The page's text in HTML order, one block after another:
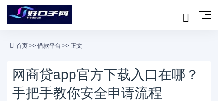
首页 >> 借款平台 >> 正文
网商贷app官方下载入口在哪？
手把手教你安全申请流程